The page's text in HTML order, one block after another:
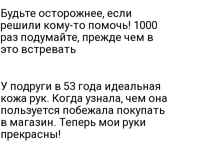
Будьте осторожнее, если
решили кому-то помочь! 1000
раз подумайте, прежде чем в
это встревать
У подруги в 53 года идеальная
кожа рук. Когда узнала, чем она
пользуется побежала покупать
в магазин. Теперь мои руки
прекрасны!